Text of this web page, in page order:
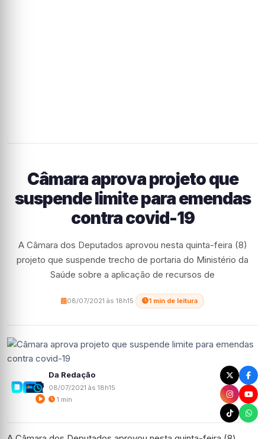
Câmara aprova projeto que
suspende limite para emendas
contra covid-19
A Câmara dos Deputados aprovou nesta quinta-feira (8)
projeto que suspende trecho de portaria do Ministério da
Saúde sobre a aplicação de recursos de
08/07/2021 às 18h15 1 min de leitura
Da Redação
08/07/2021 às 18h15
1 min